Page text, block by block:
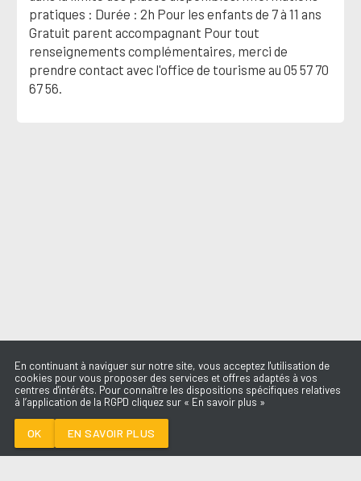
pratiques : Durée : 2h Pour les enfants de 7 à 11 ans
Gratuit parent accompagnant Pour tout
renseignements complémentaires, merci de
prendre contact avec l'office de tourisme au 05 57 70
67 56.
En continuant à naviguer sur notre site, vous acceptez l'utilisation de
cookies pour vous proposer des services et offres adaptés à vos
centres d'intérêts. Pour connaître les dispositions spécifiques relatives
à l’application de la RGPD cliquez sur « En savoir plus »
OK EN SAVOIR PLUS